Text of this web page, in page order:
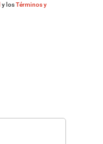
y losTérminos y